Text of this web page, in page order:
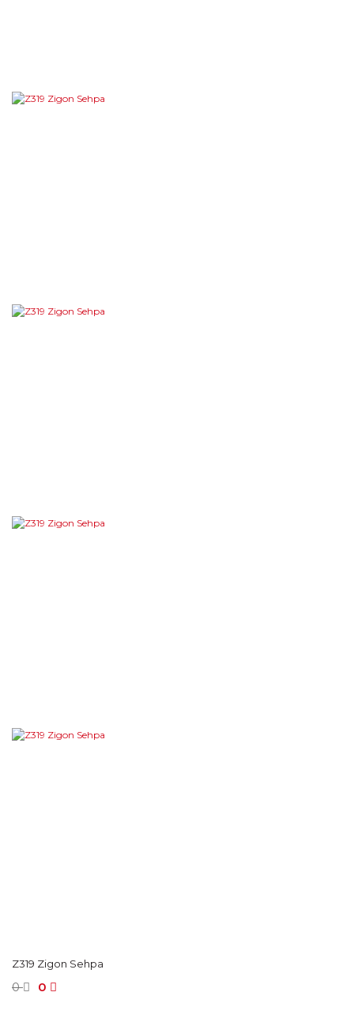
Z319 Zigon Sehpa
0 0